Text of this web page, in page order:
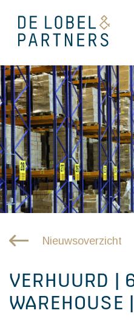
Nieuwsoverzicht
VERHUURD |
WAREHOUSE